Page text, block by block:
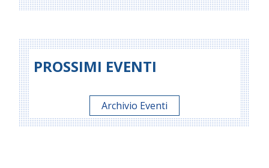
PROSSIMI EVENTI
Archivio Eventi